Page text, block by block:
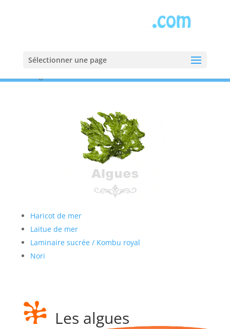
Sélectionner une page
Haricot de mer
Laitue de mer
Laminaire sucrée / Kombu royal
Nori
Les algues